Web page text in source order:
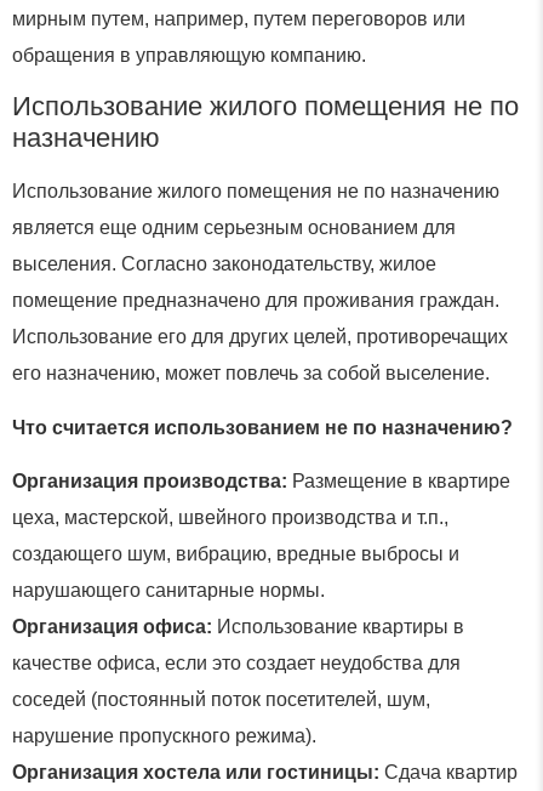
мирным путем, например, путем переговоров или
обращения в управляющую компанию.
Использование жилого помещения не по
назначению
Использование жилого помещения не по назначению
является еще одним серьезным основанием для
выселения. Согласно законодательству, жилое
помещение предназначено для проживания граждан.
Использование его для других целей, противоречащих
его назначению, может повлечь за собой выселение.
Что считается использованием не по назначению?
Организация производства: Размещение в квартире
цеха, мастерской, швейного производства и т.п.,
создающего шум, вибрацию, вредные выбросы и
нарушающего санитарные нормы.
Организация офиса: Использование квартиры в
качестве офиса, если это создает неудобства для
соседей (постоянный поток посетителей, шум,
нарушение пропускного режима).
Организация хостела или гостиницы: Сдача квартир